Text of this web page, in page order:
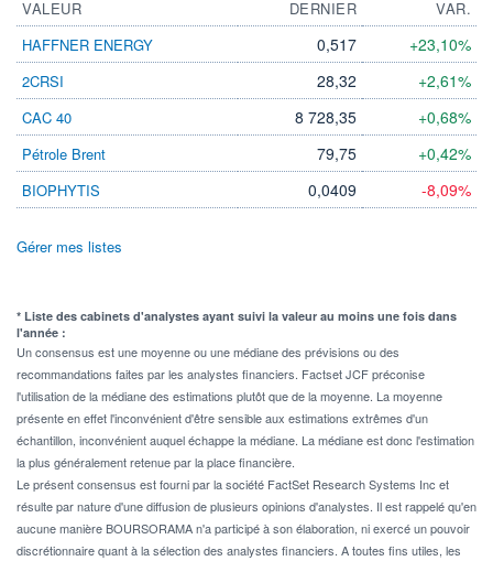
VALEUR DERNIER
VAR.
HAFFNER ENERGY
0,517 +23,10%
2CRSI 28,32 +2,61%
CAC 40 8 728,35 +0,68%
Pétrole Brent 79,75 +0,42%
BIOPHYTIS 0,0409 -8,09%
Gérer mes listes
* Liste des cabinets d'analystes ayant suivi la valeur au moins une fois dans
l'année :
Un consensus est une moyenne ou une médiane des prévisions ou des
recommandations faites par les analystes financiers. Factset JCF préconise
l'utilisation de la médiane des estimations plutôt que de la moyenne. La moyenne
présente en effet l'inconvénient d'être sensible aux estimations extrêmes d'un
échantillon, inconvénient auquel échappe la médiane. La médiane est donc l'estimation
la plus généralement retenue par la place financière.
Le présent consensus est fourni par la société FactSet Research Systems Inc et
résulte par nature d'une diffusion de plusieurs opinions d'analystes. Il est rappelé qu'en
aucune manière BOURSORAMA n'a participé à son élaboration, ni exercé un pouvoir
discrétionnaire quant à la sélection des analystes financiers. A toutes fins utiles, les